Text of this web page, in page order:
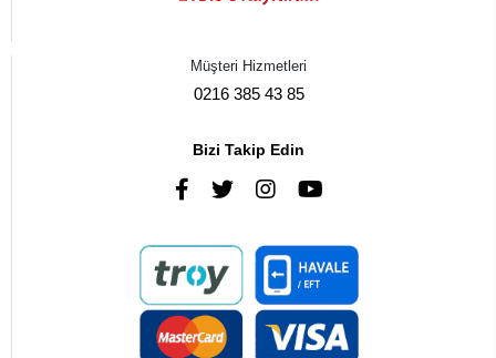
Müşteri Hizmetleri
0216 385 43 85
Bizi Takip Edin